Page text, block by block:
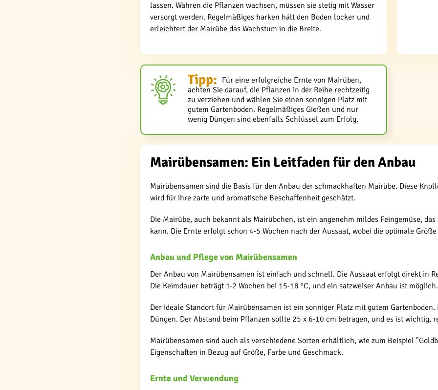
lassen. Währen die Pflanzen wachsen, müssen sie stetig mit Wasser
versorgt werden. Regelmäßiges harken hält den Boden locker und
erleichtert der Mairübe das Wachstum in die Breite.
Tipp: Für eine erfolgreiche Ernte von Mairüben,
achten Sie darauf, die Pflanzen in der Reihe rechtzeitig
zu verziehen und wählen Sie einen sonnigen Platz mit
gutem Gartenboden. Regelmäßiges Gießen und nur
wenig Düngen sind ebenfalls Schlüssel zum Erfolg.
Mairübensamen: Ein Leitfaden für den Anbau
Mairübensamen sind die Basis für den Anbau der schmackhaften Mairübe. Diese
wird für ihre zarte und aromatische Beschaffenheit geschätzt.
Die Mairübe, auch bekannt als Mairübchen, ist ein angenehm mildes Feingemüse,
kann. Die Ernte erfolgt schon 4-5 Wochen nach der Aussaat, wobei die optimale
Anbau und Pflege von Mairübensamen
Der Anbau von Mairübensamen ist einfach und schnell. Die Aussaat erfolgt direkt in
Die Keimdauer beträgt 1-2 Wochen bei 15-18 °C, und ein satzweiser Anbau ist möglich.
Der ideale Standort für Mairübensamen ist ein sonniger Platz mit gutem
Düngen. Der Abstand beim Pflanzen sollte 25 x 6-10 cm betragen, und es ist wichtig,
Mairübensamen sind auch als verschiedene Sorten erhältlich, wie zum Beispiel
Eigenschaften in Bezug auf Größe, Farbe und Geschmack.
Ernte und Verwendung